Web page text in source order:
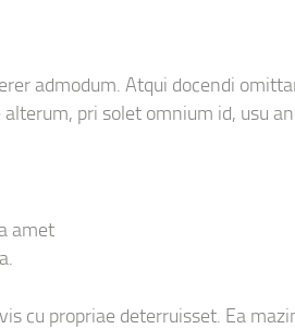
admodum. Atqui docendi
pri solet omnium id, usu
amet
cu propriae deterruisset. Ea